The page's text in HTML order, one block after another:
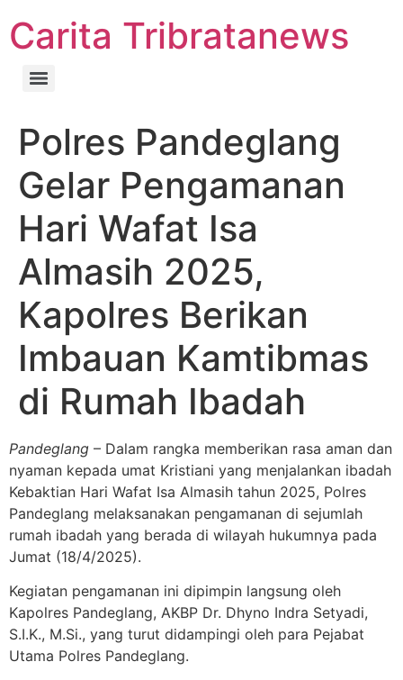
Carita Tribratanews
Polres Pandeglang
Gelar Pengamanan
Hari Wafat Isa
Almasih 2025,
Kapolres Berikan
Imbauan Kamtibmas
di Rumah Ibadah
Pandeglang – Dalam rangka memberikan rasa aman dan
nyaman kepada umat Kristiani yang menjalankan ibadah
Kebaktian Hari Wafat Isa Almasih tahun 2025, Polres
Pandeglang melaksanakan pengamanan di sejumlah
rumah ibadah yang berada di wilayah hukumnya pada
Jumat (18/4/2025).
Kegiatan pengamanan ini dipimpin langsung oleh
Kapolres Pandeglang, AKBP Dr. Dhyno Indra Setyadi,
S.I.K., M.Si., yang turut didampingi oleh para Pejabat
Utama Polres Pandeglang.